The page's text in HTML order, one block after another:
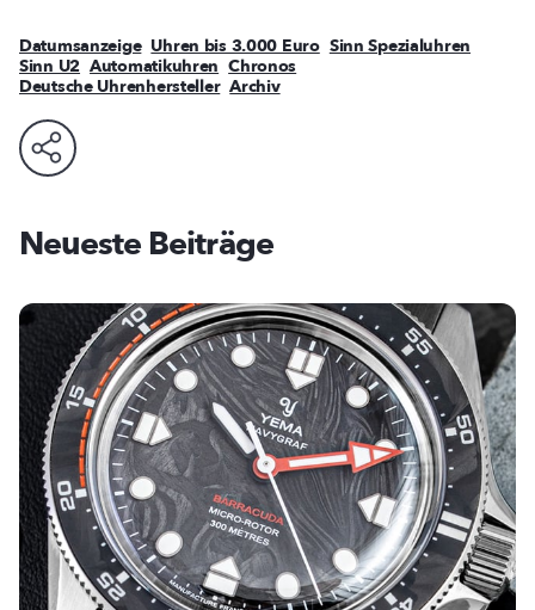
Datumsanzeige Uhren bis 3.000 Euro Sinn Spezialuhren
Sinn U2 Automatikuhren Chronos
Deutsche Uhrenhersteller Archiv
Neueste Beiträge